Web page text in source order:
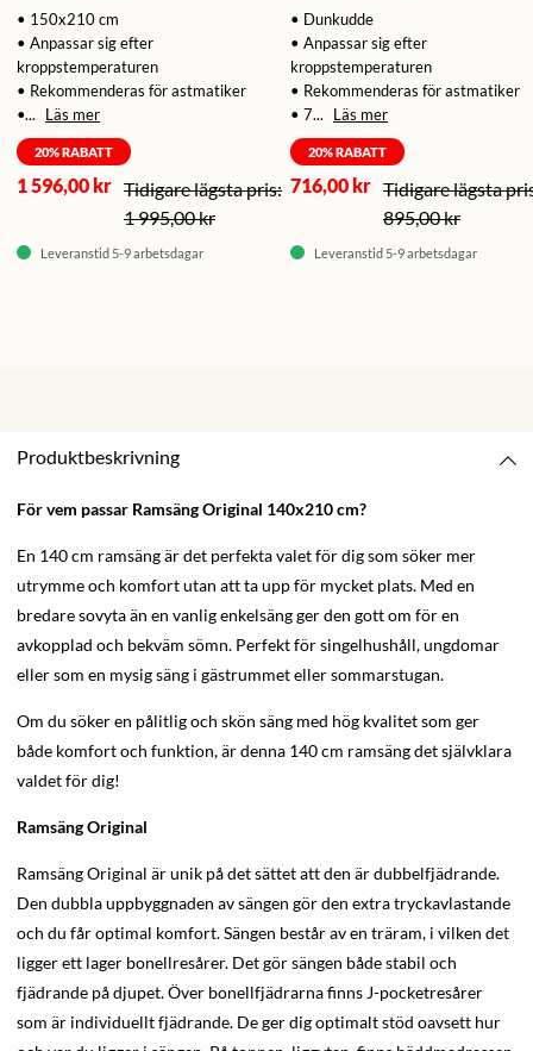
• 150x210 cm
• Anpassar sig efter
kroppstemperaturen
• Rekommenderas för astmatiker
•...
Läs mer
20% RABATT
1 596,00 kr
1 995,00 kr
Leveranstid 5-9 arbetsdagar
• Dunkudde
• Anpassar sig efter
kroppstemperaturen
• Rekommenderas för astmatiker
• 7...
Läs mer
20% RABATT
716,00 kr
895,00 kr
Leveranstid 5-9 arbetsdagar
Produktbeskrivning
För vem passar Ramsäng Original 140x210 cm?
En 140 cm ramsäng är det perfekta valet för dig som söker mer
utrymme och komfort utan att ta upp för mycket plats. Med en
bredare sovyta än en vanlig enkelsäng ger den gott om för en
avkopplad och bekväm sömn. Perfekt för singelhushåll, ungdomar
eller som en mysig säng i gästrummet eller sommarstugan.
Om du söker en pålitlig och skön säng med hög kvalitet som ger
både komfort och funktion, är denna 140 cm ramsäng det självklara
valdet för dig!
Ramsäng Original
Ramsäng Original är unik på det sättet att den är dubbelfjädrande.
Den dubbla uppbyggnaden av sängen gör den extra tryckavlastande
och du får optimal komfort. Sängen består av en träram, i vilken det
ligger ett lager bonellresårer. Det gör sängen både stabil och
fjädrande på djupet. Över bonellfjädrarna finns J-pocketresårer
som är individuellt fjädrande. De ger dig optimalt stöd oavsett hur